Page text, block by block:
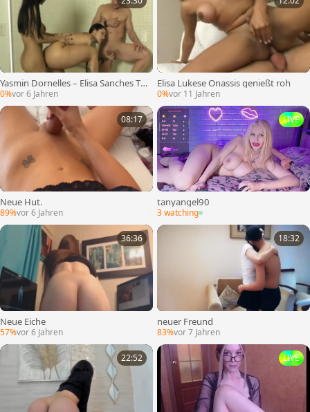
Yasmin Dornelles – Elisa Sanches Tri
o
0%vor 6 Jahren
Elisa Lukese Onassis genießt roh
0%vor 11 Jahren
08:17
Neue Hut.
89%vor 6 Jahren
LIVE
tanyangel90
3 watching
36:36
Neue Eiche
57%vor 6 Jahren
18:32
neuer Freund
83%vor 7 Jahren
22:52 LIVE